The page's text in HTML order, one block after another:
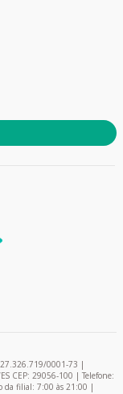
27.326.719/0001-73 |
CEP: 29056-100 | Telefone:
da filial: 7:00 às 21:00 |